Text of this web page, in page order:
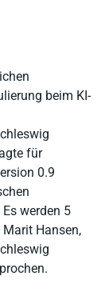
beim KI-
für
0.9
werden 5
Hansen,